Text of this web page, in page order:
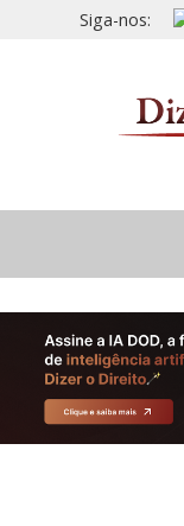
Siga-nos: